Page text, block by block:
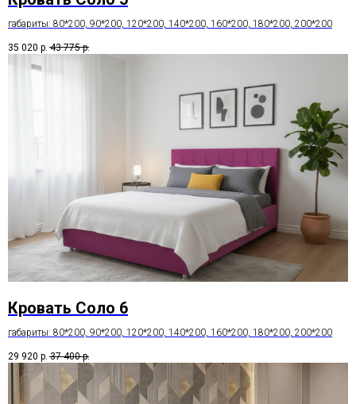
габариты: 80*200, 90*200, 120*200, 140*200, 160*200, 180*200, 200*200
35 020 р. 43 775 р.
Кровать Соло 6
габариты: 80*200, 90*200, 120*200, 140*200, 160*200, 180*200, 200*200
29 920 р. 37 400 р.